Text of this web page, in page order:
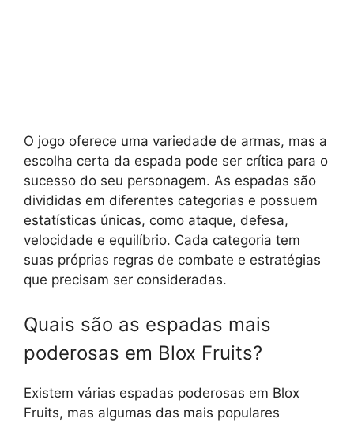
O jogo oferece uma variedade de armas, mas a
escolha certa da espada pode ser crítica para o
sucesso do seu personagem. As espadas são
divididas em diferentes categorias e possuem
estatísticas únicas, como ataque, defesa,
velocidade e equilíbrio. Cada categoria tem
suas próprias regras de combate e estratégias
que precisam ser consideradas.
Quais são as espadas mais
poderosas em Blox Fruits?
Existem várias espadas poderosas em Blox
Fruits, mas algumas das mais populares